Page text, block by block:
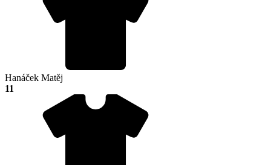
Hanáček Matěj
11